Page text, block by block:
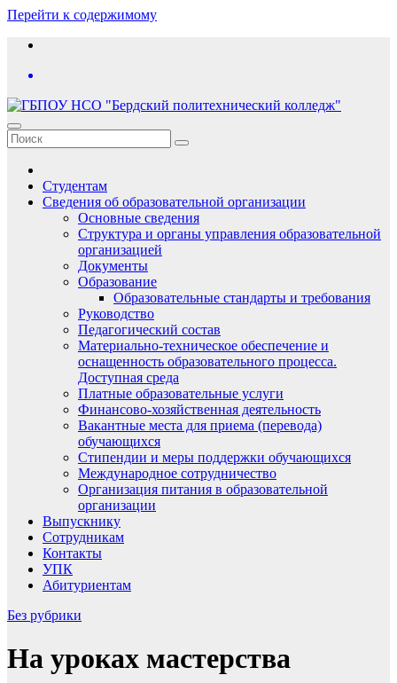
Перейти к содержимому
Студентам
Сведения об образовательной организации
Основные сведения
Структура и органы управления образовательной
организацией
Документы
Образование
Образовательные стандарты и требования
Руководство
Педагогический состав
Материально-техническое обеспечение и
оснащенность образовательного процесса.
Доступная среда
Платные образовательные услуги
Финансово-хозяйственная деятельность
Вакантные места для приема (перевода)
обучающихся
Стипендии и меры поддержки обучающихся
Международное сотрудничество
Организация питания в образовательной
организации
Выпускнику
Сотрудникам
Контакты
УПК
Абитуриентам
Без рубрики
На уроках мастерства